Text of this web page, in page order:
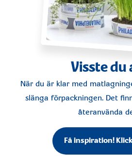
Visste du
När du är klar med
slänga förpackningen. Det
återanvända
Få inspiration!